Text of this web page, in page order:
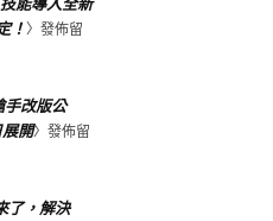
！〉發佈留
手改版公
開〉發佈留
了，解決